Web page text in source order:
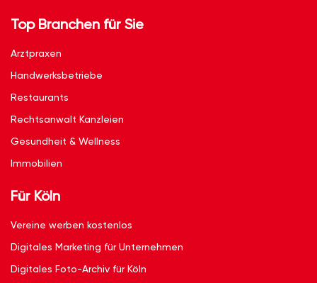
Top Branchen für Sie
Arztpraxen
Handwerksbetriebe
Restaurants
Rechtsanwalt Kanzleien
Gesundheit & Wellness
Immobilien
Für Köln
Vereine werben kostenlos
Digitales Marketing für Unternehmen
Digitales Foto-Archiv für Köln